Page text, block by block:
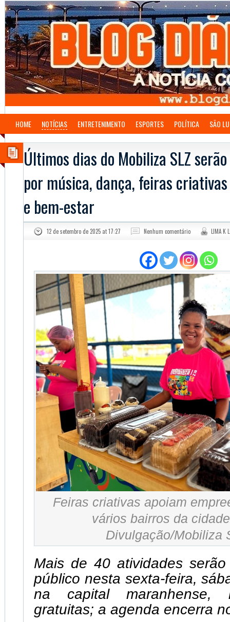
HOME NOTÍCIAS ENTRETENIMENTO ESPORTES POLÍTICA SÃO
Últimos dias do Mobiliza SLZ
por música, dança, feiras
e bem-estar
12 de setembro de 2025 at 17:27 Nenhum comentário LIMA K
Feiras criativas apoiam
vários bairros da
Divulgação/Mobiliza
Mais de 40 atividades
público nesta sexta-feira,
na capital maranhense,
gratuitas; a agenda encerra